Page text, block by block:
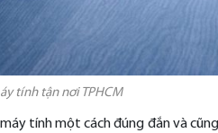
tính tận nơi TPHCM
tính một cách đúng đắn và